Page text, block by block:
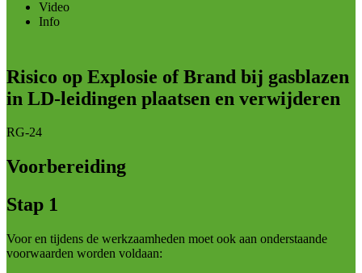
Video
Info
Risico op Explosie of Brand bij gasblazen
in LD-leidingen plaatsen en verwijderen
RG-24
Voorbereiding
Stap 1
Voor en tijdens de werkzaamheden moet ook aan onderstaande
voorwaarden worden voldaan: